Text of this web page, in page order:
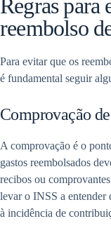
Regras para
reembolso
Para evitar que os
é fundamental seguir
Comprovação de
A comprovação é o
gastos reembolsados
recibos ou
levar o INSS a entender
à incidência de